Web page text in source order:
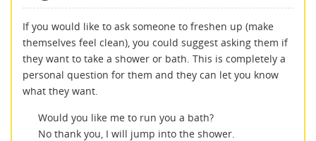
If you would like to ask someone to freshen up (make
themselves feel clean), you could suggest asking them if
they want to take a shower or bath. This is completely a
personal question for them and they can let you know
what they want.
Would you like me to run you a bath?
No thank you, I will jump into the shower.